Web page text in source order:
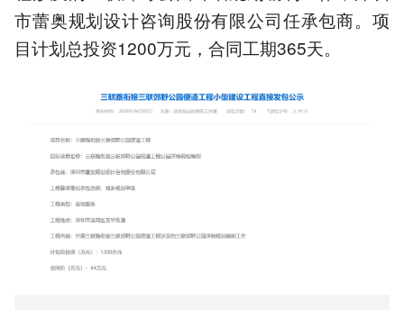
市蕾奥规划设计咨询股份有限公司任承包商。项
目计划总投资1200万元，合同工期365天。